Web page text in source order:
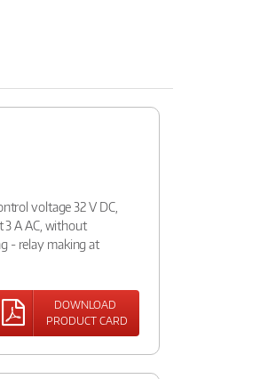
voltage 32 V DC,
A AC, without
- relay making at
DOWNLOAD
PRODUCT CARD